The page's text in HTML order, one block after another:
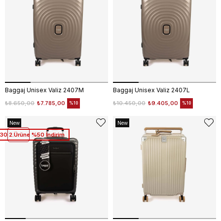
Baggaj Unisex Valiz 2407M
₺7.785,00
₺8.650,00 %10
Baggaj Unisex Valiz 2407L
₺9.405,00
₺10.450,00 %10
New
Item
2.Ürüne %50 İndirim
New